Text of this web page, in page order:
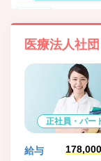
医療法人社
正社員・パー
給与